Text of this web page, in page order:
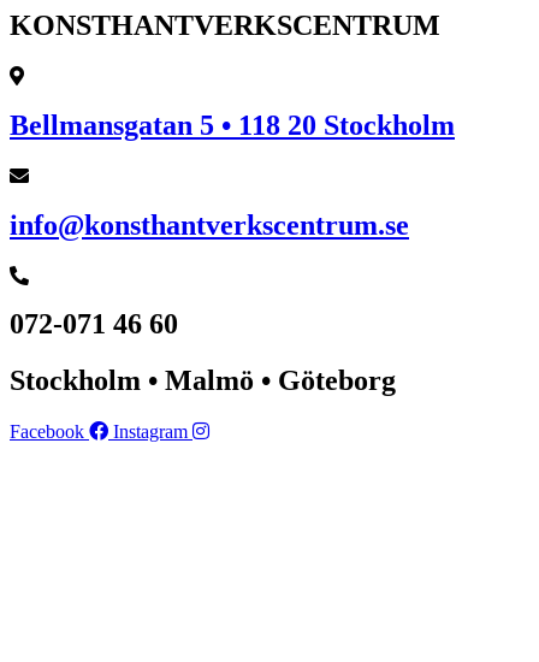
KONSTHANTVERKSCENTRUM
Bellmansgatan 5 • 118 20 Stockholm
info@konsthantverkscentrum.se
072-071 46 60
Stockholm • Malmö • Göteborg
Facebook Instagram